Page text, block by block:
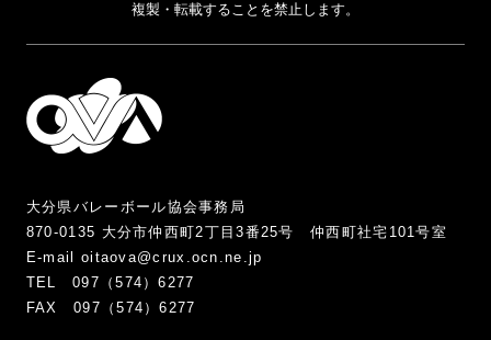
複製・転載することを禁止します。
大分県バレーボール協会事務局
870-0135 大分市仲西町2丁目3番25号 仲西町社宅101号室
E-mail oitaova@crux.ocn.ne.jp
TEL 097（574）6277
FAX 097（574）6277